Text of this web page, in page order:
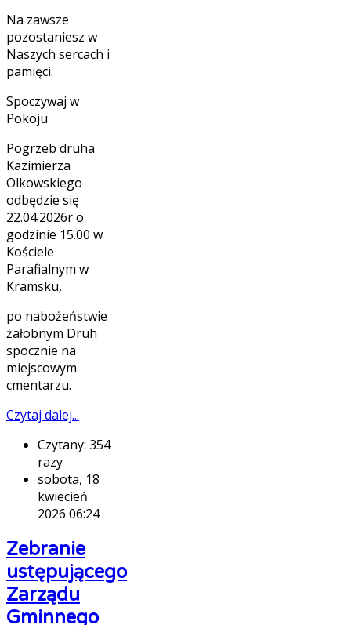
Na zawsze
pozostaniesz w
Naszych sercach i
pamięci.
Spoczywaj w
Pokoju
Pogrzeb druha
Kazimierza
Olkowskiego
odbędzie się
22.04.2026r o
godzinie 15.00 w
Kościele
Parafialnym w
Kramsku,
po nabożeństwie
żałobnym Druh
spocznie na
miejscowym
cmentarzu.
Czytaj dalej...
Czytany: 354
razy
sobota, 18
kwiecień
2026 06:24
Zebranie
ustępującego
Zarządu
Gminnego